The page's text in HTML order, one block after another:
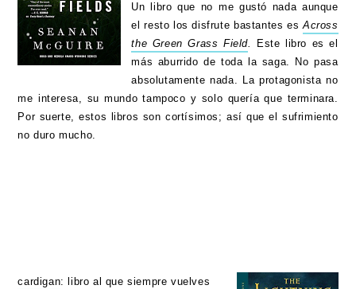
Un libro que no me gustó nada aunque
el resto los disfrute bastantes esAcross
the Green Grass Field.
Este libro es el
más aburrido de toda la saga. No pasa
absolutamente nada. La protagonista no
me interesa, su mundo tampoco y solo quería que terminara.
Por suerte, estos libros son cortísimos; así que el sufrimiento
no duro mucho.
cardigan: libro al que siempre vuelves